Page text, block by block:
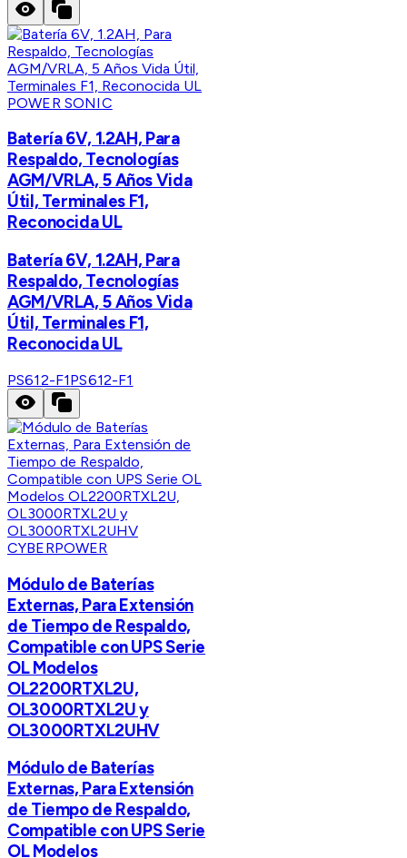
POWER SONIC
Batería 6V, 1.2AH, Para
Respaldo, Tecnologías
AGM/VRLA, 5 Años Vida
Útil, Terminales F1,
Reconocida UL
Batería 6V, 1.2AH, Para
Respaldo, Tecnologías
AGM/VRLA, 5 Años Vida
Útil, Terminales F1,
Reconocida UL
PS612-F1PS612-F1
CYBERPOWER
Módulo de Baterías
Externas, Para Extensión
de Tiempo de Respaldo,
Compatible con UPS Serie
OL Modelos
OL2200RTXL2U,
OL3000RTXL2U y
OL3000RTXL2UHV
Módulo de Baterías
Externas, Para Extensión
de Tiempo de Respaldo,
Compatible con UPS Serie
OL Modelos